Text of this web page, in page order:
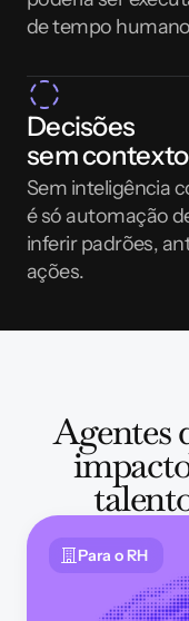
de tempo
Decisões
sem contexto
Sem inteligência
é só automação
inferir padrões,
ações.
Agentes
Para o RH